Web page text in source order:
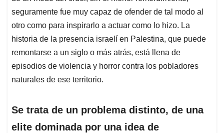
seguramente fue muy capaz de ofender de tal modo al
otro como para inspirarlo a actuar como lo hizo. La
historia de la presencia israelí en Palestina, que puede
remontarse a un siglo o más atrás, está llena de
episodios de violencia y horror contra los pobladores
naturales de ese territorio.
Se trata de un problema distinto, de una
elite dominada por una idea de